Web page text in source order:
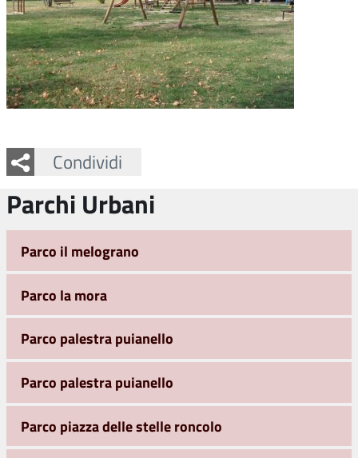
Condividi
Facebook
Twitter
Whatsapp
Parchi Urbani
Parco il melograno
Parco la mora
Parco palestra puianello
Parco palestra puianello
Parco piazza delle stelle roncolo